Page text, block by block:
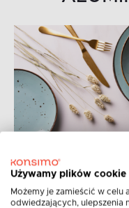
Używamy plików cookie
Możemy je zamieścić w
odwiedzających, ulepszenia